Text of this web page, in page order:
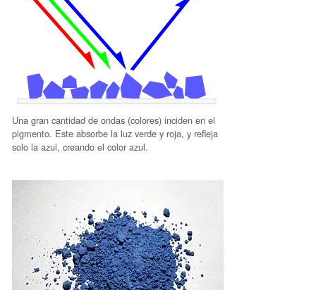
Una gran cantidad de ondas (colores) inciden en el
pigmento. Este absorbe la luz verde y roja, y refleja
solo la azul, creando el color azul.